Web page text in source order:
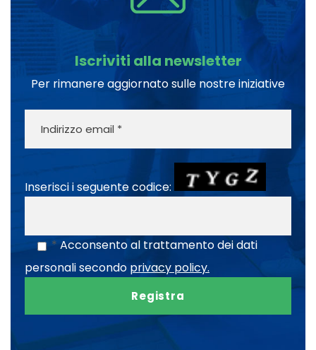
Iscriviti alla newsletter
Per rimanere aggiornato sulle nostre iniziative
Inserisci i seguente codice:
* Acconsento al trattamento dei dati
personali secondo privacy policy.